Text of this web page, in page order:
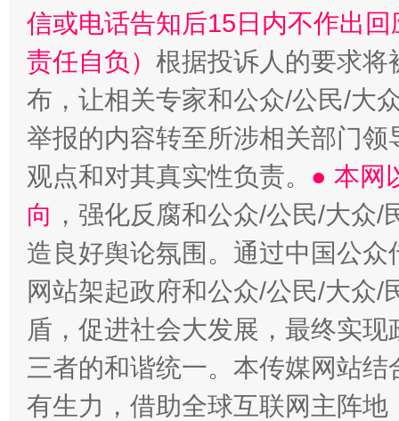
信或电话告知后15日内不作出
责任自负） 根据投诉人的要求将
布，让相关专家和公众/公民/大
举报的内容转至所涉相关部门
观点和对其真实性负责。 ● 本网
向 ，强化反腐和公众/公民/大众
造良好舆论氛围。通过中国公
网站架起政府和公众/公民/大众
盾，促进社会大发展，最终实
三者的和谐统一。本传媒网站
有生力，借助全球互联网主阵